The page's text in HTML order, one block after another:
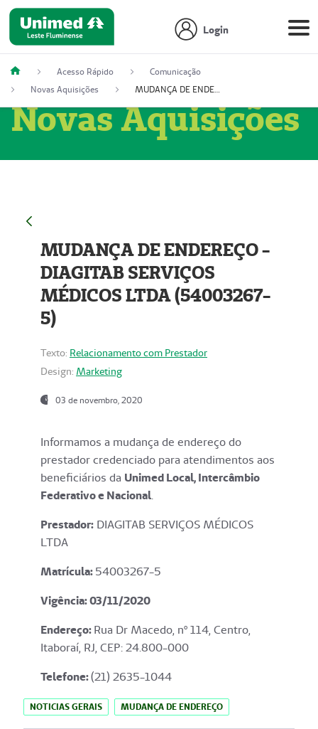
Login
Acesso Rápido
Comunicação
Novas Aquisições
MUDANÇA DE ENDEREÇO - DIAGITAB SERVIÇOS MÉDICOS LTDA (54003267-5)
Novas Aquisições
MUDANÇA DE ENDEREÇO -
DIAGITAB SERVIÇOS
MÉDICOS LTDA (54003267-
5)
Texto: Relacionamento com Prestador
Design: Marketing
03 de novembro, 2020
Informamos a mudança de endereço do
prestador credenciado para atendimentos aos
beneficiários da Unimed Local, Intercâmbio
Federativo e Nacional.
Prestador: DIAGITAB SERVIÇOS MÉDICOS
LTDA
Matrícula:54003267-5
Vigência: 03/11/2020
Endereço:Rua Dr Macedo, nº 114, Centro,
Itaboraí, RJ, CEP: 24.800-000
Telefone:(21) 2635-1044
NOTICIAS GERAIS MUDANÇA DE ENDEREÇO